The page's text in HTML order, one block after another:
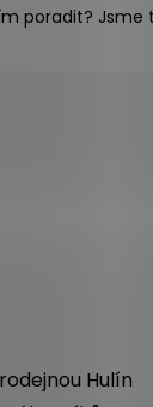
poradit? Jsme
Hulín